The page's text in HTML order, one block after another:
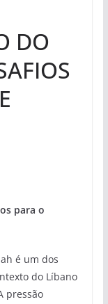
DO
para o
é um dos
do Líbano
pressão